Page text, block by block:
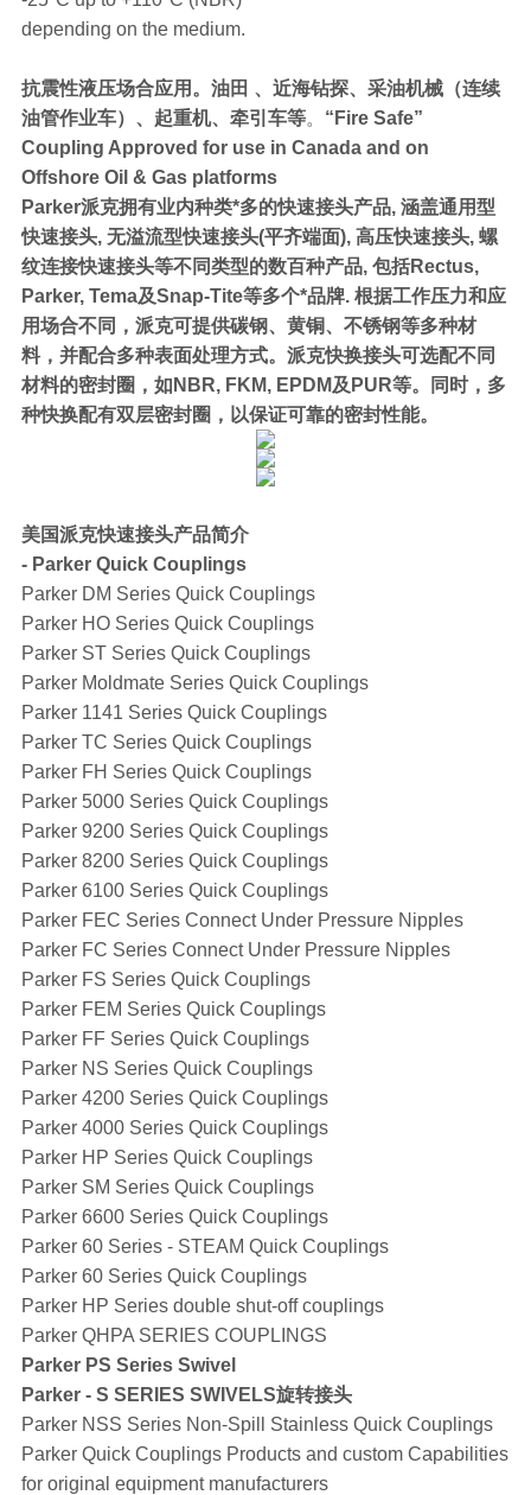
depending on the medium.
抗震性液压场合应用。油田 、近海钻探、采油机械（连续
油管作业车）、起重机、牵引车等。 “Fire Safe”
Coupling Approved for use in Canada and on
Offshore Oil & Gas platforms
Parker派克拥有业内种类*多的快速接头产品, 涵盖通用型
快速接头, 无溢流型快速接头(平齐端面), 高压快速接头, 螺
纹连接快速接头等不同类型的数百种产品, 包括Rectus,
Parker, Tema及Snap-Tite等多个*品牌. 根据工作压力和应
用场合不同，派克可提供碳钢、黄铜、不锈钢等多种材
料，并配合多种表面处理方式。派克快换接头可选配不同
材料的密封圈，如NBR, FKM, EPDM及PUR等。同时，多
种快换配有双层密封圈，以保证可靠的密封性能。
美国派克快速接头产品简介
- Parker Quick Couplings
Parker DM Series Quick Couplings
Parker HO Series Quick Couplings
Parker ST Series Quick Couplings
Parker Moldmate Series Quick Couplings
Parker 1141 Series Quick Couplings
Parker TC Series Quick Couplings
Parker FH Series Quick Couplings
Parker 5000 Series Quick Couplings
Parker 9200 Series Quick Couplings
Parker 8200 Series Quick Couplings
Parker 6100 Series Quick Couplings
Parker FEC Series Connect Under Pressure Nipples
Parker FC Series Connect Under Pressure Nipples
Parker FS Series Quick Couplings
Parker FEM Series Quick Couplings
Parker FF Series Quick Couplings
Parker NS Series Quick Couplings
Parker 4200 Series Quick Couplings
Parker 4000 Series Quick Couplings
Parker HP Series Quick Couplings
Parker SM Series Quick Couplings
Parker 6600 Series Quick Couplings
Parker 60 Series - STEAM Quick Couplings
Parker 60 Series Quick Couplings
Parker HP Series double shut-off couplings
Parker QHPA SERIES COUPLINGS
Parker PS Series Swivel
Parker - S SERIES SWIVELS旋转接头
Parker NSS Series Non-Spill Stainless Quick Couplings
Parker Quick Couplings Products and custom Capabilities
for original equipment manufacturers